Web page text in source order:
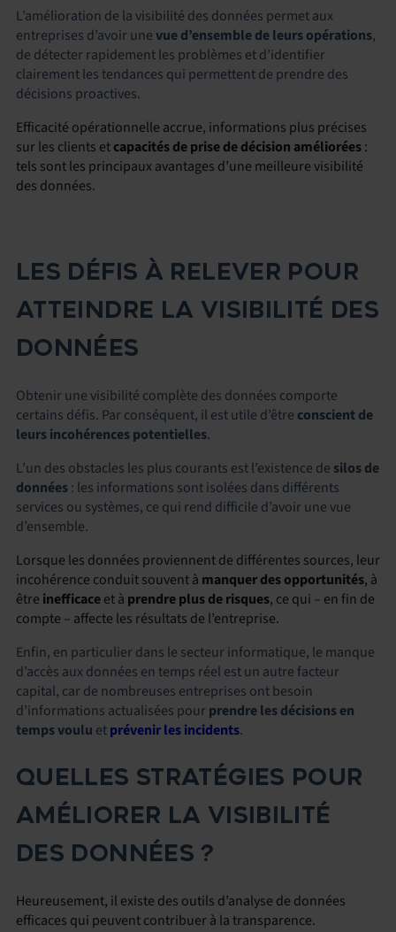
L’amélioration de la visibilité des données permet aux
entreprises d’avoir unevue d’ensemble de leurs opérations,
de détecter rapidement les problèmes et d’identifier
clairement les tendances qui permettent de prendre des
décisions proactives.
Efficacité opérationnelle accrue, informations plus précises
sur les clients etcapacités de prise de décision améliorées:
tels sont les principaux avantages d’une meilleure visibilité
des données.
LES DÉFIS À RELEVER POUR
ATTEINDRE LA VISIBILITÉ DES
DONNÉES
Obtenir une visibilité complète des données comporte
certains défis. Par conséquent, il est utile d’être conscient de
leurs incohérences potentielles.
L’un des obstacles les plus courants est l’existence de silos de
données: les informations sont isolées dans différents
services ou systèmes, ce qui rend difficile d’avoir une vue
d’ensemble.
Lorsque les données proviennent de différentes sources, leur
incohérence conduit souvent à manquer desopportunités, à
être inefficaceet à prendre plus de risques, ce qui – en fin de
compte – affecte les résultats de l’entreprise.
Enfin, en particulier dans le secteur informatique, le manque
d’accès aux données en temps réel est un autre facteur
capital, car de nombreuses entreprises ont besoin
d’informations actualisées pour prendre les décisions en
temps voulu etprévenir les incidents.
QUELLES STRATÉGIES POUR
AMÉLIORER LA VISIBILITÉ
DES DONNÉES ?
Heureusement, il existe des outils d’analyse de données
efficaces qui peuvent contribuer à la transparence.